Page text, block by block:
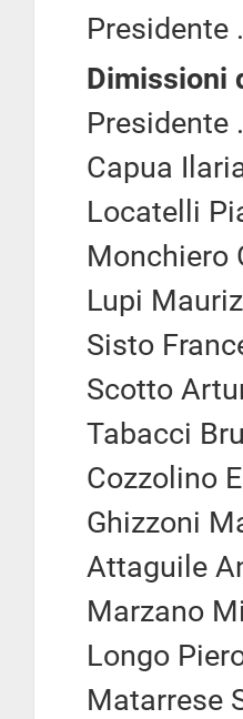
Presidente
Dimissioni
Presidente
Capua
Locatelli
Monchiero
Lupi
Sisto
Scotto
Tabacci
Cozzolino
Ghizzoni
Attaguile
Marzano
Longo
Matarrese